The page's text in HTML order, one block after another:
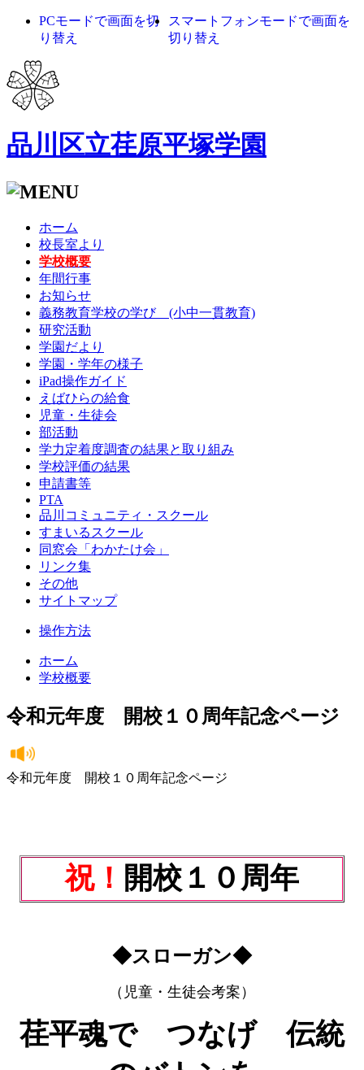
PCモードで画面を切
り替え
スマートフォンモードで画面を
切り替え
品川区立荏原平塚学園
ホーム
校長室より
学校概要
年間行事
お知らせ
義務教育学校の学び (小中一貫教育)
研究活動
学園だより
学園・学年の様子
iPad操作ガイド
えばひらの給食
児童・生徒会
部活動
学力定着度調査の結果と取り組み
学校評価の結果
申請書等
PTA
品川コミュニティ・スクール
すまいるスクール
同窓会「わかたけ会」
リンク集
その他
サイトマップ
操作方法
ホーム
学校概要
令和元年度 開校１０周年記念ページ
令和元年度 開校１０周年記念ページ
祝！ 開校１０周年
◆スローガン◆
（児童・生徒会考案）
荏平魂で つなげ 伝統